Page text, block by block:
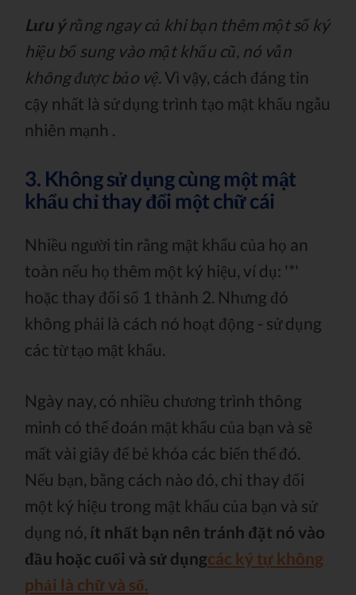
Lưu ýrằng ngay cả khi bạn thêm một số ký
hiệu bổ sung vào mật khẩu cũ, nó vẫn
không được bảo vệ. Vì vậy, cách đáng tin
cậy nhất là sử dụng trình tạo mật khẩu ngẫu
nhiên mạnh .
3. Không sử dụng cùng một mật
khẩu chỉ thay đổi một chữ cái
Nhiều người tin rằng mật khẩu của họ an
toàn nếu họ thêm một ký hiệu, ví dụ: '*'
hoặc thay đổi số 1 thành 2. Nhưng đó
không phải là cách nó hoạt động - sử dụng
các từ tạo mật khẩu.
Ngày nay, có nhiều chương trình thông
minh có thể đoán mật khẩu của bạn và sẽ
mất vài giây để bẻ khóa các biến thể đó.
Nếu bạn, bằng cách nào đó, chỉ thay đổi
một ký hiệu trong mật khẩu của bạn và sử
dụng nó, ít nhất bạn nên tránh đặt nó vào
đầu hoặc cuối và sử dụngcác ký tự không
phải là chữ và số.